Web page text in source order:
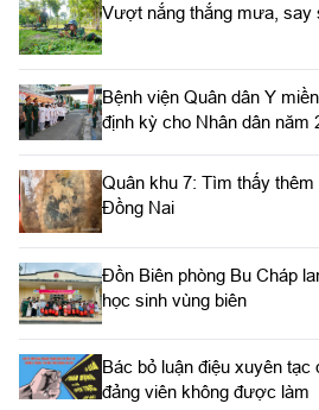
Vượt nắng thắng mưa, say
Bệnh viện Quân dân Y
định kỳ cho Nhân dân năm
Quân khu 7: Tìm thấy thêm
Đồng Nai
Đồn Biên phòng Bu Cháp
học sinh vùng biên
Bác bỏ luận điệu xuyên tạc
đảng viên không được làm